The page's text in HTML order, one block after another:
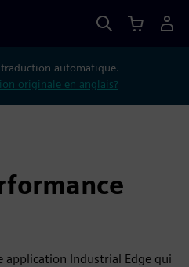
traduction automatique.
originale en anglais?
application Industrial Edge qui